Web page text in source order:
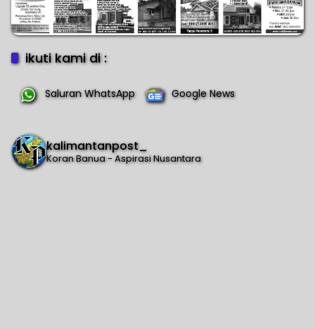
ikuti kami di :
Saluran WhatsApp Google News
kalimantanpost_
Koran Banua - Aspirasi Nusantara